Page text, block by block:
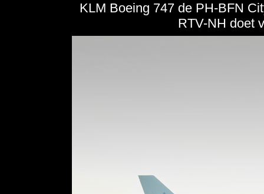
KLM Boeing 747 de PH-BFN
RTV-NH doet